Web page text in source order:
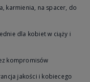
karmienia, na spacer, do
dla kobiet w ciąży i
kompromisów
jakości i kobiecego